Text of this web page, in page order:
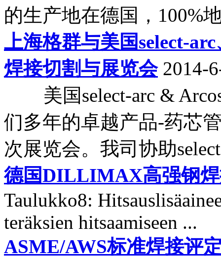
的生产地在德国，100%
上海格群与美国select-
焊接切割与展览会2014-
美国select-arc &
们多年的卓越产品-药芯
次展览会。我司协助
德国DILLIMAX高强钢
Taulukko8:
teräksien hitsaamiseen ...
ASME/AWS标准焊接评